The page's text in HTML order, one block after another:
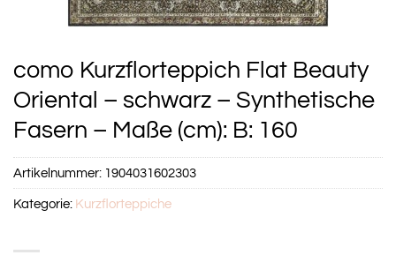
como Kurzflorteppich Flat Beauty
Oriental – schwarz – Synthetische
Fasern – Maße (cm): B: 160
Artikelnummer: 1904031602303
Kategorie: Kurzflorteppiche